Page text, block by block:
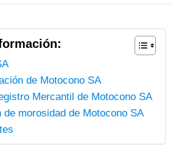
de Motocono SA
Mercantil de Motocono SA
de morosidad de Motocono SA